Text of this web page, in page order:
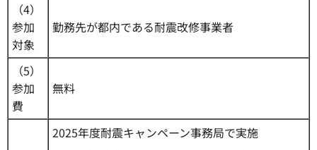
（4）
参加
対象
勤務先が都内である耐震改修事業者
（5）
参加
費
無料
2025年度耐震キャンペーン事務局で実施